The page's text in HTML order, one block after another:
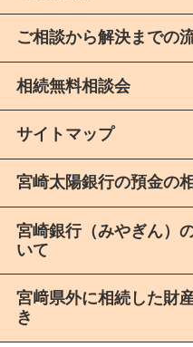
ご相談から解決までの
相続無料相談会
サイトマップ
宮崎太陽銀行の預金の
宮崎銀行（みやぎん）
いて
宮﨑県外に相続した財
き